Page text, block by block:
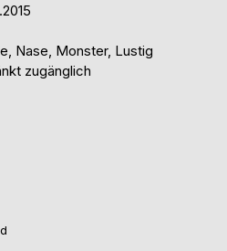
Nase, Monster, Lustig
zugänglich